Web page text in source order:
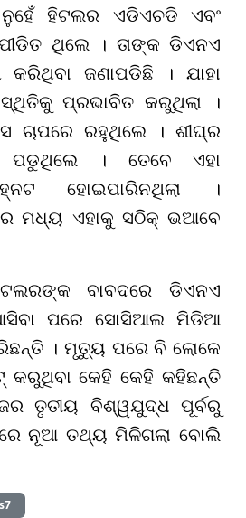
ନୁହେଁ ହିଟଲର ଏଡିଏଚଡି ଏବଂ
ଥିଲେ । ତାଙ୍କ ଡିଏନଏ
କରିଥିବା ଜଣାପଡିଛି । ଯାହା
ପ୍ରଭାବିତ କରୁଥିଲା ।
ଚାପରେ ରହୁଥିଲେ । ଶୀଘ୍ର
ପଡୁଥିଲେ । ତେବେ ଏହା
ହୋଇପାରିନଥିଲା ।
ମଧ୍ୟ ଏହାକୁ ସଠିକ୍ ଭଆବେ
ବାବଦରେ ଡିଏନଏ
ପରେ ସୋସିଆଲ ମିଡିଆ
। ମୃତ୍ୟୁ ପରେ ବି ଲୋକେ
କରୁଥିବା କେହି କେହି କହିଛନ୍ତି
ତୃତୀୟ ବିଶ୍ୱଯୁଦ୍ଧ ପୂର୍ବରୁ
ନୂଆ ତଥ୍ୟ ମିଳିଗଲା ବୋଲି